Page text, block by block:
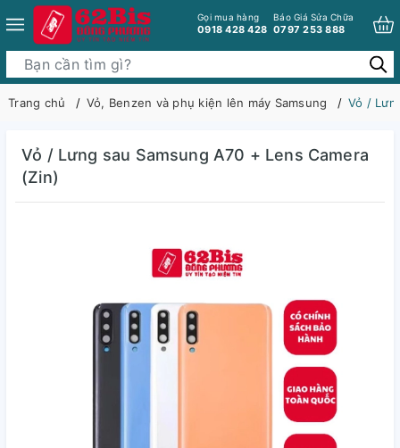
Gọi mua hàng
0918 428 428
Báo Giá Sửa Chữa
0797 253 888
Trang chủ Vỏ, Benzen và phụ kiện lên máy Samsung Vỏ /
Vỏ / Lưng sau Samsung A70 + Lens Camera
(Zin)